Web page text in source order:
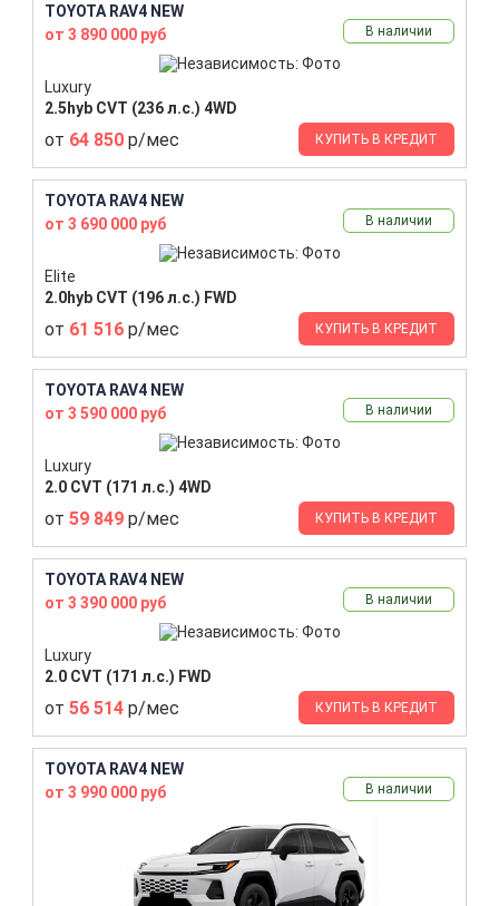
TOYOTA RAV4 NEW
от 3 890 000 руб
В наличии
Luxury
2.5hyb CVT (236 л.с.) 4WD
от 64 850 р/мес КУПИТЬ В КРЕДИТ
TOYOTA RAV4 NEW
от 3 690 000 руб
В наличии
Elite
2.0hyb CVT (196 л.с.) FWD
от 61 516 р/мес КУПИТЬ В КРЕДИТ
TOYOTA RAV4 NEW
от 3 590 000 руб
В наличии
Luxury
2.0 CVT (171 л.с.) 4WD
от 59 849 р/мес КУПИТЬ В КРЕДИТ
TOYOTA RAV4 NEW
от 3 390 000 руб
В наличии
Luxury
2.0 CVT (171 л.с.) FWD
от 56 514 р/мес КУПИТЬ В КРЕДИТ
TOYOTA RAV4 NEW
от 3 990 000 руб
В наличии